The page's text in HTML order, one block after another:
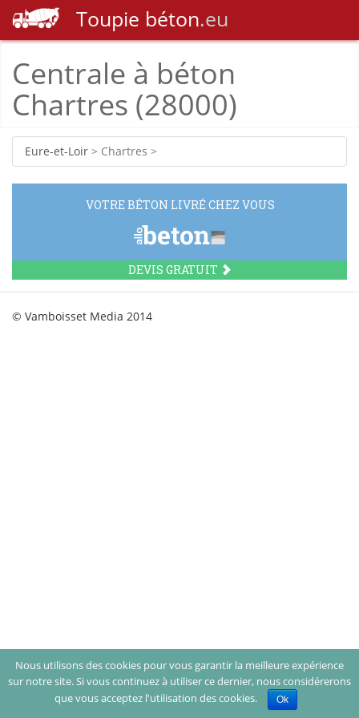
Toupie béton.eu
Centrale à béton
Chartres (28000)
Eure-et-Loir > Chartres >
VOTRE BÉTON LIVRÉ CHEZ VOUS
DEVIS GRATUIT
Nous utilisons des cookies pour vous garantir la meilleure expérience
sur notre site. Si vous continuez à utiliser ce dernier, nous considérerons
que vous acceptez l'utilisation des cookies.
Ok
© Vamboisset Media 2014